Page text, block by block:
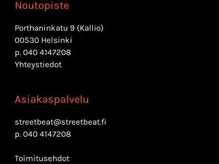
Noutopiste
Porthaninkatu 9 (Kallio)
00530 Helsinki
p. 040 4147208
Yhteystiedot
Asiakaspalvelu
streetbeat@streetbeat.fi
p. 040 4147208
Toimitusehdot